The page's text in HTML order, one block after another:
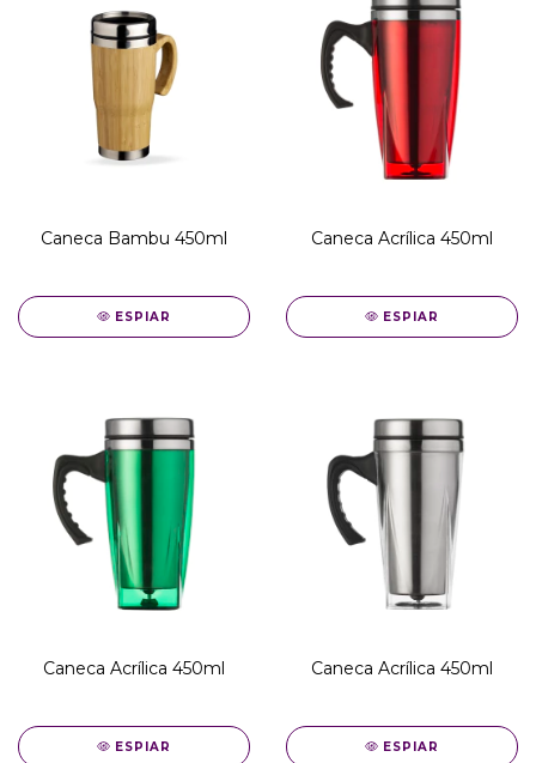
Caneca Bambu 450ml
ESPIAR
Caneca Acrílica 450ml
ESPIAR
Caneca Acrílica 450ml
ESPIAR
Caneca Acrílica 450ml
ESPIAR